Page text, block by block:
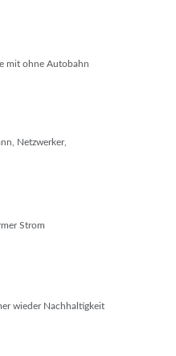
mit ohne Autobahn
Netzwerker,
Strom
wieder Nachhaltigkeit